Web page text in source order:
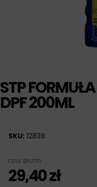
STP
DPF 200ML
SKU: 12838
CENA BRUTTO
29,40zł